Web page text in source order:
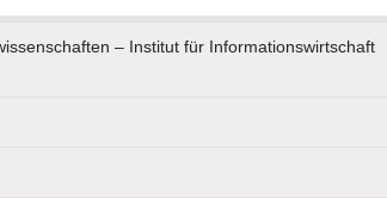
– Institut für Informationswirtschaft